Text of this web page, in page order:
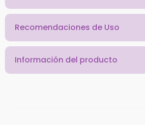
Recomendaciones de Uso
Información del producto